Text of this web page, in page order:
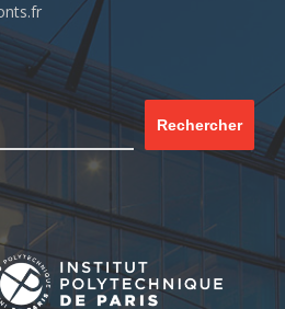
Rechercher